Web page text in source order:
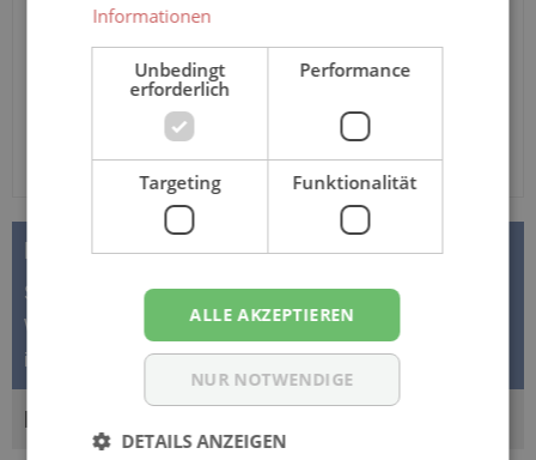
BESCHREIBUNG
Suprima PVC-Slip 1205 in Schlupfform aus 100%
Weichfolie Der Suprima PVC-Slip 1205 in Schlupfform
ist eine bewährte Lösung…Mehr
BEWERTUNGEN
Informationen
Unbedingt
erforderlich
Performance
Targeting Funktionalität
ALLE AKZEPTIEREN
NUR NOTWENDIGE
DETAILS ANZEIGEN